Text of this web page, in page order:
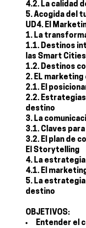
4.2. La calidad
5. Acogida del
UD4. El
1. La
1.1. Destinos
las Smart Cities
1.2. Destinos
2. EL
2.1. El
2.2.
destino
3. La
3.1. Claves
3.2. El plan de
El Storytelling
4. La
4.1. El
5. La estrategia
destino
OBJETIVOS:
Entender el